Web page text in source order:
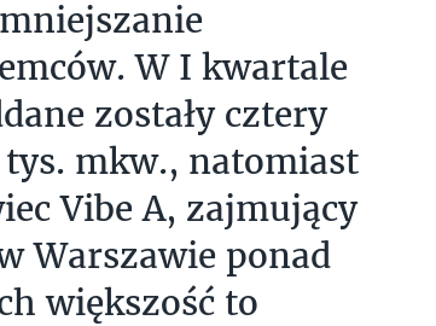
W I kwartale
zostały cztery
mkw., natomiast
Vibe A, zajmujący
Warszawie ponad
większość to